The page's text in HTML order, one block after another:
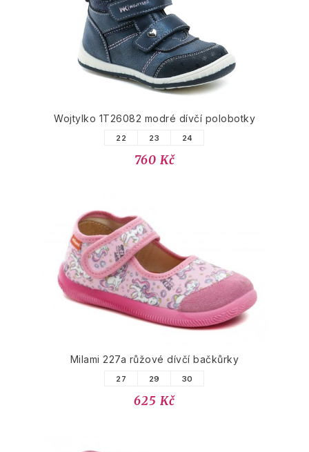
Wojtylko 1T26082 modré dívčí polobotky
22 23 24
760 Kč
Milami 227a růžové dívčí bačkůrky
27 29 30
625 Kč